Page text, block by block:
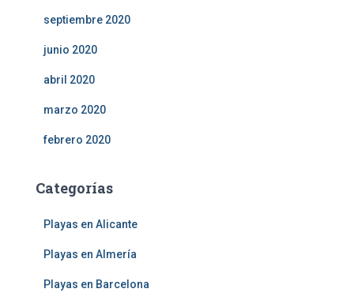
septiembre 2020
junio 2020
abril 2020
marzo 2020
febrero 2020
Categorías
Playas en Alicante
Playas en Almería
Playas en Barcelona